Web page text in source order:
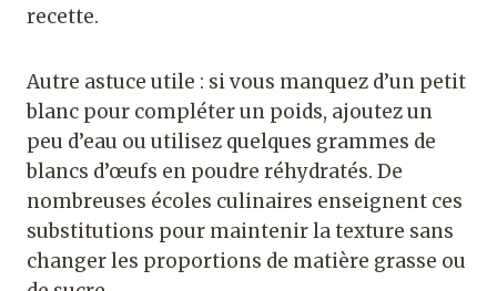
recette.
Autre astuce utile : si vous manquez d’un petit
blanc pour compléter un poids, ajoutez un
peu d’eau ou utilisez quelques grammes de
blancs d’œufs en poudre réhydratés. De
nombreuses écoles culinaires enseignent ces
substitutions pour maintenir la texture sans
changer les proportions de matière grasse ou